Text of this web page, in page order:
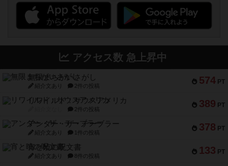
アクセス数 急上昇中
574 PT
無限まちがいさがし
紹介文あり 2件の投稿
389 PT
リワイルド：サウスアメリカ
2件の投稿
378 PT
アンダー・ザ・テーブラー
紹介文あり 1件の投稿
133 PT
宵と暁の呪文書
紹介文あり 8件の投稿